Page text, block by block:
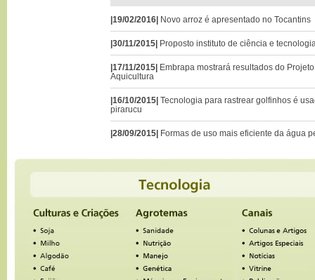
|19/02/2016| Novo arroz é apresentado no Tocantins
|30/11/2015| Proposto instituto de ciência e
|17/11/2015| Embrapa mostrará resultados do
Aquicultura
|16/10/2015| Tecnologia para rastrear golfinhos é
pirarucu
|28/09/2015| Formas de uso mais eficiente da água